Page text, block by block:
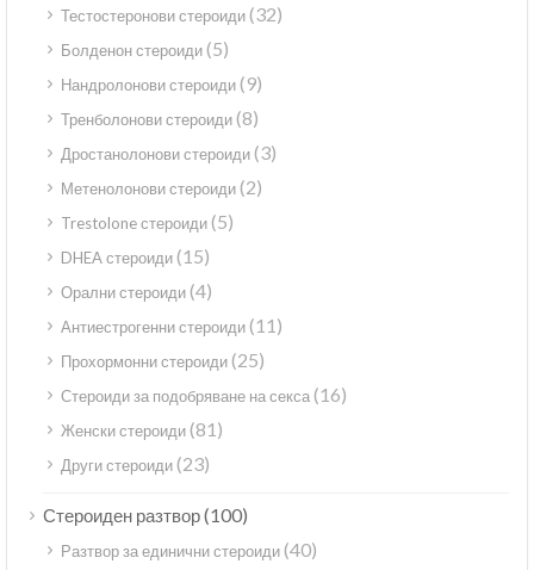
Тестостеронови стероиди(32)
Болденон стероиди(5)
Нандролонови стероиди(9)
Тренболонови стероиди(8)
Дростанолонови стероиди(3)
Метенолонови стероиди(2)
Trestolone стероиди(5)
DHEA стероиди(15)
Орални стероиди(4)
Антиестрогенни стероиди(11)
Прохормонни стероиди(25)
Стероиди за подобряване на секса(16)
Женски стероиди(81)
Други стероиди(23)
Стероиден разтвор(100)
Разтвор за единични стероиди(40)